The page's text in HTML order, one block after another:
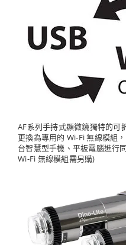
AF系列手持式顯微鏡獨特的可
更換為專用的 Wi-Fi 無線模組
台智慧型手機、平板電腦進行
Wi-Fi 無線模組需另購)